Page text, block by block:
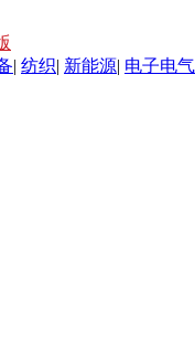
| 纺织| 新能源| 电子电气